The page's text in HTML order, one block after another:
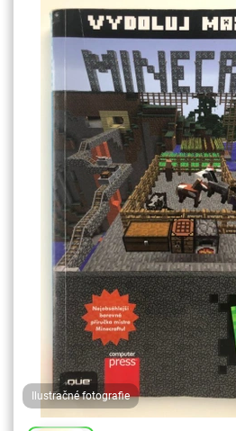
Ilustračné fotografie